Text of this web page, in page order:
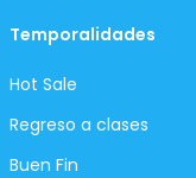
Temporalidades
Hot Sale
Regreso a clases
Buen Fin